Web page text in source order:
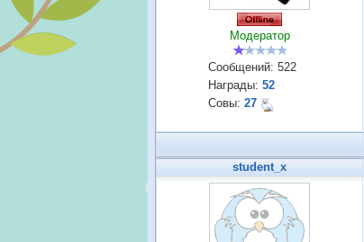
Модератор
Сообщений: 522
Награды: 52
Совы: 27
student_x